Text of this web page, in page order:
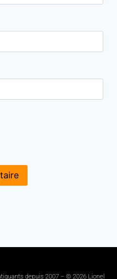
depuis 2007 – © 2026 Lionel